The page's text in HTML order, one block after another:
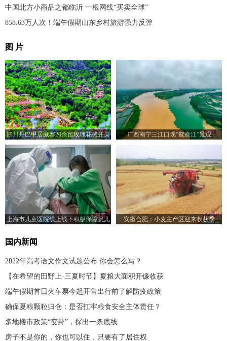
中国北方小商品之都临沂 一根网线“买卖全球”
858.63万人次！端午假期山东乡村旅游强力反弹
图 片
四川丹巴甲居藏寨20余亩玫瑰花盛开美
如画
广西南宁三江口现“鸳鸯江”景观
上海市儿童医院线上线下积极保障患儿
安徽合肥：小麦主产区迎来收获季
国内新闻
2022年高考语文作文试题公布 你会怎么写？
【在希望的田野上·三夏时节】夏粮大面积开镰收获
端午假期首日火车票今起开售出行前了解防疫政策
确保夏粮颗粒归仓：是否扛牢粮食安全主体责任？
多地楼市政策“变卦”，探出一条底线
房子不是你的，你也可以住，只要有了居住权